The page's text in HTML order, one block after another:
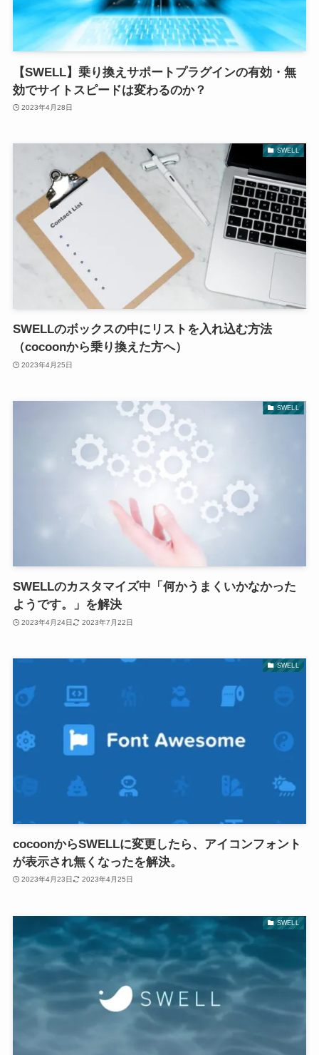
【SWELL】乗り換えサポートプラグインの有効・無
効でサイトスピードは変わるのか？
2023年4月28日
SWELL
SWELLのボックスの中にリストを入れ込む方法
（cocoonから乗り換えた方へ）
2023年4月25日
SWELL
SWELLのカスタマイズ中「何かうまくいかなかった
ようです。」を解決
2023年4月24日 2023年7月22日
SWELL
cocoonからSWELLに変更したら、アイコンフォント
が表示され無くなったを解決。
2023年4月23日 2023年4月25日
SWELL